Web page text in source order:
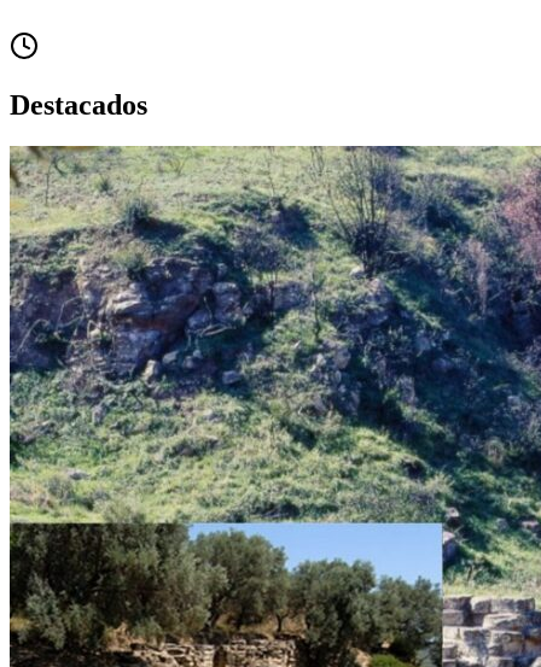
Destacados